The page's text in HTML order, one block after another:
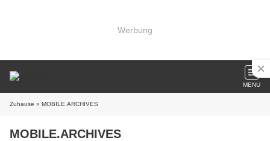
Werbung
MENU
Zuhause » MOBILE.ARCHIVES
MOBILE.ARCHIVES